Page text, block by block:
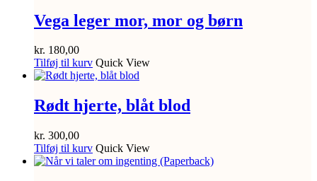
Vega leger mor, mor og børn
kr. 180,00
Tilføj til kurv Quick View
Rødt hjerte, blåt blod
kr. 300,00
Tilføj til kurv Quick View